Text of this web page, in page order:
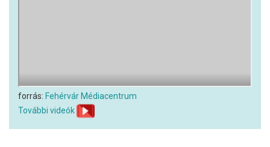
forrás: Fehérvár Médiacentrum
További videók